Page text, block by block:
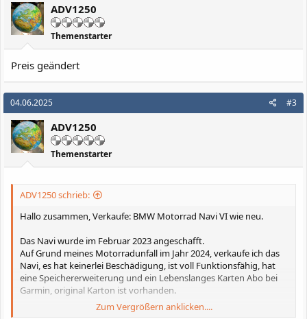
ADV1250
Themenstarter
Preis geändert
04.06.2025 #3
ADV1250
Themenstarter
ADV1250 schrieb:
Hallo zusammen, Verkaufe: BMW Motorrad Navi VI wie neu.
Das Navi wurde im Februar 2023 angeschafft.
Auf Grund meines Motorradunfall im Jahr 2024, verkaufe ich das
Navi, es hat keinerlei Beschädigung, ist voll Funktionsfähig, hat
eine Speichererweiterung und ein Lebenslanges Karten Abo bei
Garmin, original Karton ist vorhanden.
Zum Vergrößern anklicken....